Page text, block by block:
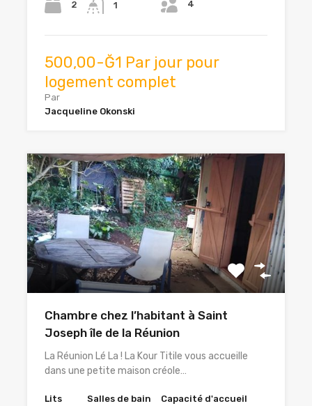
2 1
4
500,00-Ğ1 Par jour pour
logement complet
Par
Jacqueline Okonski
Chambre chez l’habitant à Saint
Joseph île de la Réunion
La Réunion Lé La ! La Kour Titile vous accueille
dans une petite maison créole…
Lits Salles de bain Capacité d'accueil